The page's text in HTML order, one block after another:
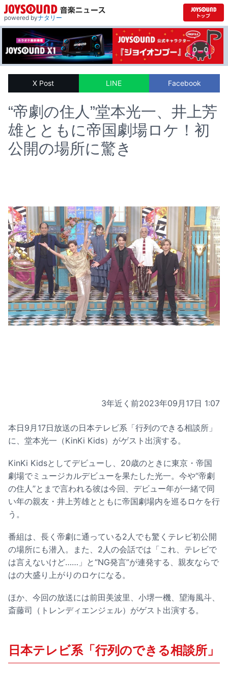
powered byナタリー
X Post LINE Facebook
“帝劇の住人”堂本光一、井上芳
雄とともに帝国劇場ロケ！初
公開の場所に驚き
3年近く前2023年09月17日 1:07
本日9月17日放送の日本テレビ系「行列のできる相談所」
に、堂本光一（KinKi Kids）がゲスト出演する。
KinKi Kidsとしてデビューし、20歳のときに東京・帝国
劇場でミュージカルデビューを果たした光一。今や“帝劇
の住人”とまで言われる彼は今回、デビュー年が一緒で同
い年の親友・井上芳雄とともに帝国劇場内を巡るロケを行
う。
番組は、長く帝劇に通っている2人でも驚くテレビ初公開
の場所にも潜入。また、2人の会話では「これ、テレビで
は言えないけど……」と“NG発言”が連発する、親友ならで
はの大盛り上がりのロケになる。
ほか、今回の放送には前田美波里、小堺一機、望海風斗、
斎藤司（トレンディエンジェル）がゲスト出演する。
日本テレビ系「行列のできる相談所」